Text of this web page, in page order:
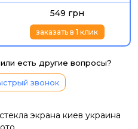
549 грн
заказать в 1 клик
есть другие вопросы?
звонок